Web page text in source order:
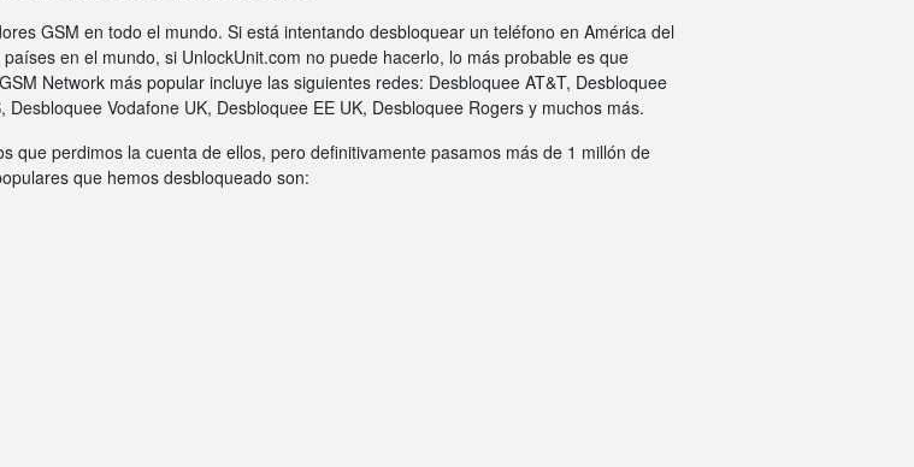
GSM en todo el mundo. Si está intentando desbloquear un teléfono en América del
en el mundo, si UnlockUnit.com no puede hacerlo, lo más probable es que
Network más popular incluye las siguientes redes: Desbloquee AT&T, Desbloquee
Vodafone UK, Desbloquee EE UK, Desbloquee Rogers y muchos más.
que perdimos la cuenta de ellos, pero definitivamente pasamos más de 1 millón de
que hemos desbloqueado son: